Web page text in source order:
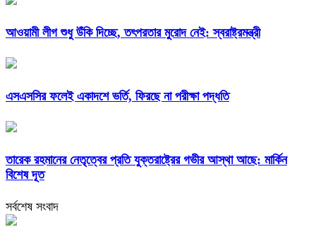
আওয়ামী লীগ শুধু উঁকি দিচ্ছে, তৎপরতার মুরোদ নেই: স্বরাষ্ট্রমন্ত্রী
এসএসসির ফলেই একাদশে ভর্তি, ফিরছে না পরীক্ষা পদ্ধতি
তারেক রহমানের নেতৃত্বের প্রতি যুক্তরাষ্ট্রের গভীর আস্থা আছে: মার্কিন
বিশেষ দূত
সর্বশেষ সংবাদ